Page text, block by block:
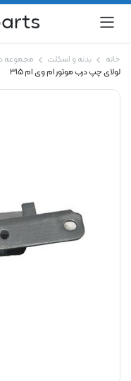
خانه بدنه و اسکلت مجموعه
لولای چپ درب موتور ام وی ام 315